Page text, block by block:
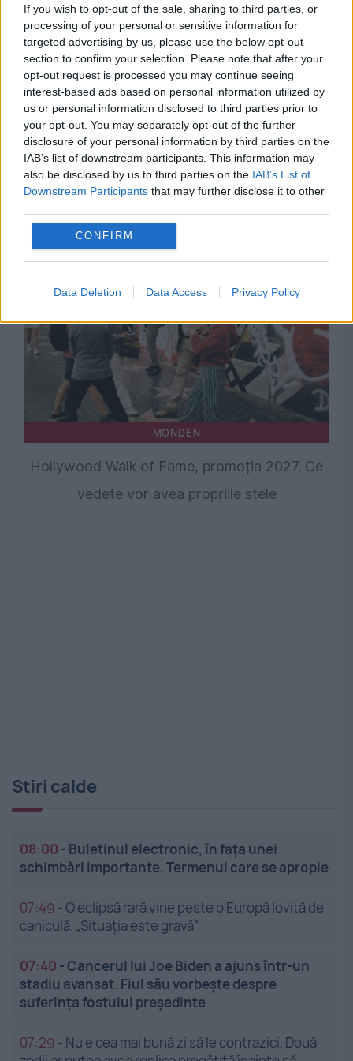
If you wish to opt-out of the sale, sharing to third parties, or
processing of your personal or sensitive information for
targeted advertising by us, please use the below opt-out
section to confirm your selection. Please note that after your
opt-out request is processed you may continue seeing
interest-based ads based on personal information utilized by
us or personal information disclosed to third parties prior to
your opt-out. You may separately opt-out of the further
disclosure of your personal information by third parties on the
IAB’s list of downstream participants. This information may
also be disclosed by us to third parties on the IAB’s List of
Downstream Participants that may further disclose it to other
CONFIRM
Data Deletion Data Access Privacy Policy
MONDEN
tatălui său. Ce nume folosește fiica actorului
MONDEN
Hollywood Walk of Fame, promoția 2027. Ce
vedete vor avea propriile stele
Stiri calde
08:00 - Buletinul electronic, în fața unei
schimbări importante. Termenul care se apropie
07:49 -O eclipsă rară vine peste o Europă lovită de
caniculă. „Situația este gravă”
07:40 -Cancerul lui Joe Biden a ajuns într-un
stadiu avansat. Fiul său vorbește despre
suferința fostului președinte
07:29 - Nu e cea mai bună zi să le contrazici. Două